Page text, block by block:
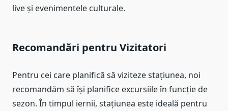
live și evenimentele culturale.
Recomandări pentru Vizitatori
Pentru cei care planifică să viziteze stațiunea, noi
recomandăm să își planifice excursiile în funcție de
sezon. În timpul iernii, stațiunea este ideală pentru